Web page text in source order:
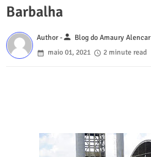
Barbalha
Author -person Blog do Amaury Alencar
maio 01, 2021
2 minute read